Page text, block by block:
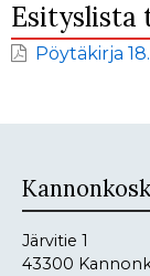
Esityslista
Pöytäkirja
Järvitie 1
43300